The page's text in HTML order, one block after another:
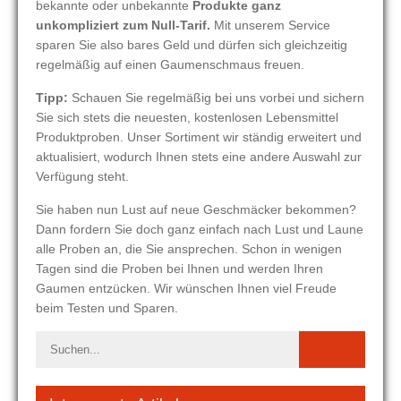
bekannte oder unbekannte Produkte ganz
unkompliziert zum Null-Tarif. Mit unserem Service
sparen Sie also bares Geld und dürfen sich gleichzeitig
regelmäßig auf einen Gaumenschmaus freuen.
Tipp: Schauen Sie regelmäßig bei uns vorbei und sichern
Sie sich stets die neuesten, kostenlosen Lebensmittel
Produktproben. Unser Sortiment wir ständig erweitert und
aktualisiert, wodurch Ihnen stets eine andere Auswahl zur
Verfügung steht.
Sie haben nun Lust auf neue Geschmäcker bekommen?
Dann fordern Sie doch ganz einfach nach Lust und Laune
alle Proben an, die Sie ansprechen. Schon in wenigen
Tagen sind die Proben bei Ihnen und werden Ihren
Gaumen entzücken. Wir wünschen Ihnen viel Freude
beim Testen und Sparen.